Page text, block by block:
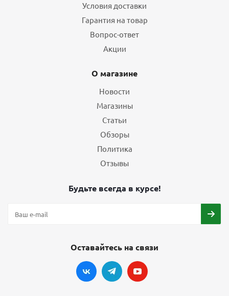
Условия доставки
Гарантия на товар
Вопрос-ответ
Акции
О магазине
Новости
Магазины
Статьи
Обзоры
Политика
Отзывы
Будьте всегда в курсе!
Оставайтесь на связи